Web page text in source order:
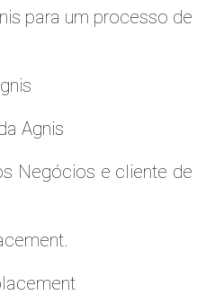
para um processo de
Agnis
Negócios e cliente de